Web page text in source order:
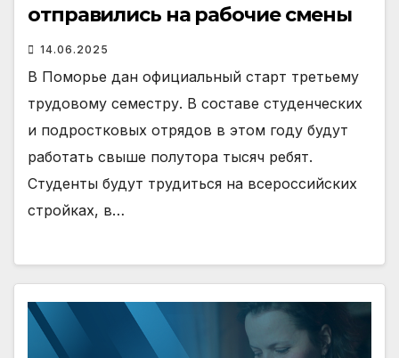
отправились на рабочие смены
14.06.2025
В Поморье дан официальный старт третьему
трудовому семестру. В составе студенческих
и подростковых отрядов в этом году будут
работать свыше полутора тысяч ребят.
Студенты будут трудиться на всероссийских
стройках, в…